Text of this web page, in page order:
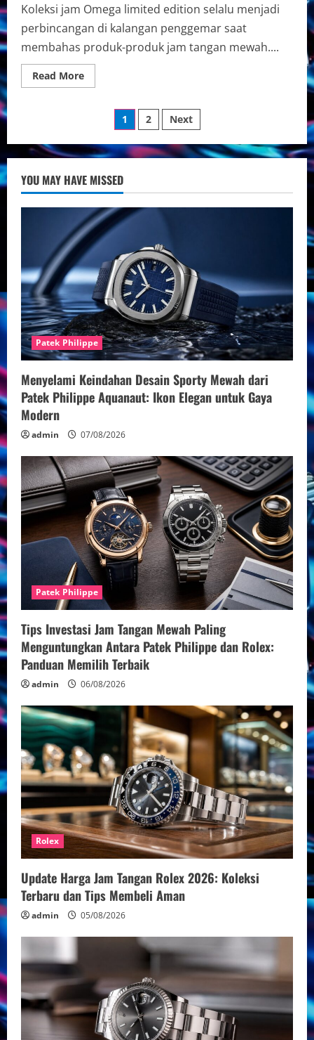
Koleksi jam Omega limited edition selalu menjadi
perbincangan di kalangan penggemar saat
membahas produk-produk jam tangan mewah....
Read MoreRead
more
Limited
Edition
yang
Dicari:
Keanggunan
dan
Terbaik
Posts
pagination
1 2 Next
YOU MAY HAVE MISSED
Patek Philippe
Menyelami Keindahan Desain Sporty Mewah dari
Patek Philippe Aquanaut: Ikon Elegan untuk Gaya
Modern
admin 07/08/2026
Patek Philippe
Tips Investasi Jam Tangan Mewah Paling
Menguntungkan Antara Patek Philippe dan Rolex:
Panduan Memilih Terbaik
admin 06/08/2026
Rolex
Update Harga Jam Tangan Rolex 2026: Koleksi
Terbaru dan Tips Membeli Aman
admin 05/08/2026